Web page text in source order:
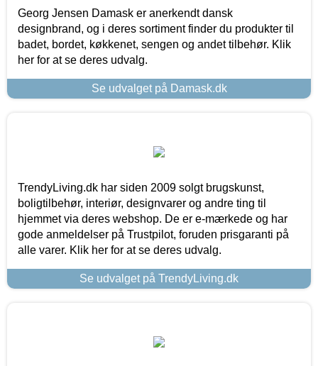
Georg Jensen Damask er anerkendt dansk
designbrand, og i deres sortiment finder du produkter til
badet, bordet, køkkenet, sengen og andet tilbehør. Klik
her for at se deres udvalg.
Se udvalget på Damask.dk
TrendyLiving.dk har siden 2009 solgt brugskunst,
boligtilbehør, interiør, designvarer og andre ting til
hjemmet via deres webshop. De er e-mærkede og har
gode anmeldelser på Trustpilot, foruden prisgaranti på
alle varer. Klik her for at se deres udvalg.
Se udvalget på TrendyLiving.dk